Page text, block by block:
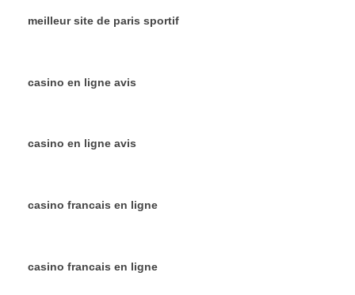
meilleur site de paris sportif
casino en ligne avis
casino en ligne avis
casino francais en ligne
casino francais en ligne